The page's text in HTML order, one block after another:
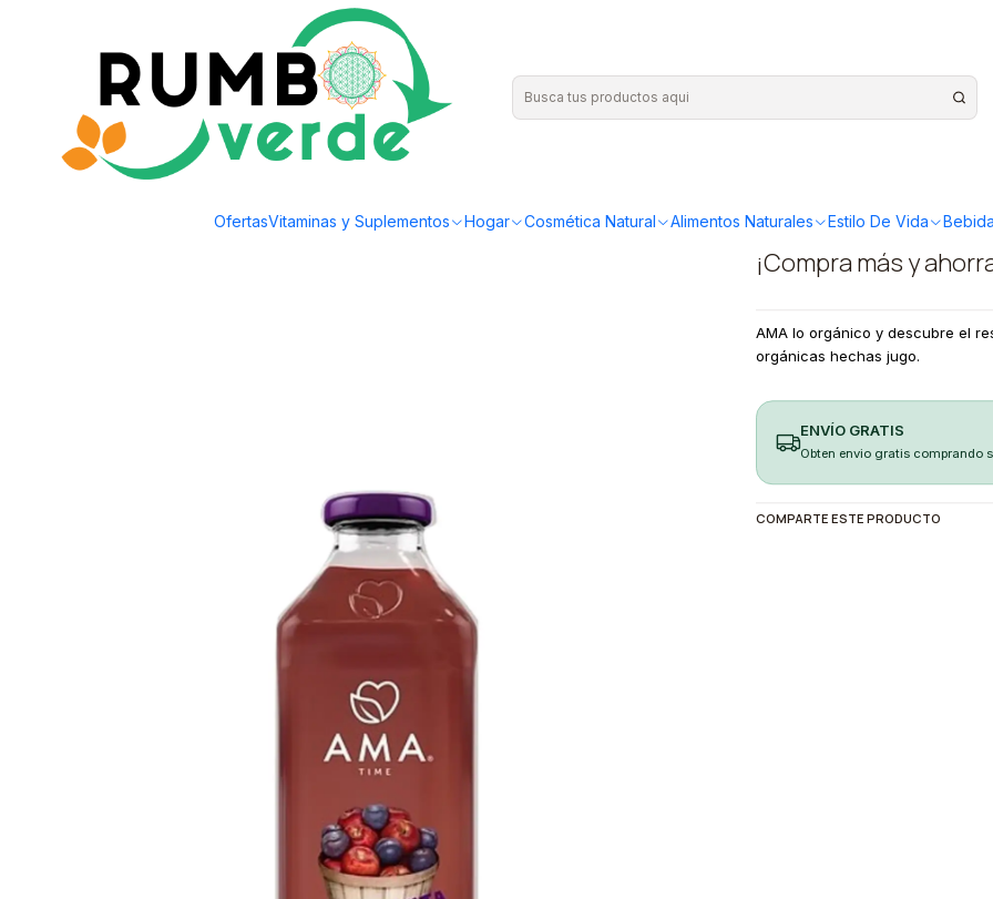
OfertasVitaminas y Suplementos Hogar Cosmética Natural Alimentos Naturales Estilo De Vida
Envío gratis por compras sobre los 59.990 en la provincia de Santiago
Bebidas Naturales Jugos Naturales Jugo Manzana Ciruela 1lt Orgánico Ama
Orgánico
¡Compra más y
AMA lo orgánico y descubre el
orgánicas hechas jugo.
ENVÍO GRATIS
Obten envio gratis comprando
COMPARTE ESTE PRODUCTO